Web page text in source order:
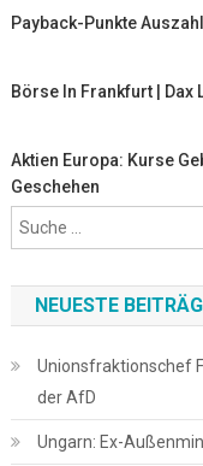
Payback-Punkte
Börse In Frankfurt | Dax
Aktien Europa: Kurse
Geschehen
NEUESTE
Unionsfraktionschef
der AfD
Ungarn: Ex-